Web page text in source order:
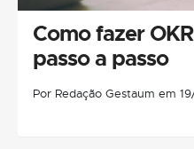
Como fazer
passo a passo
Por Redação Gestaum em